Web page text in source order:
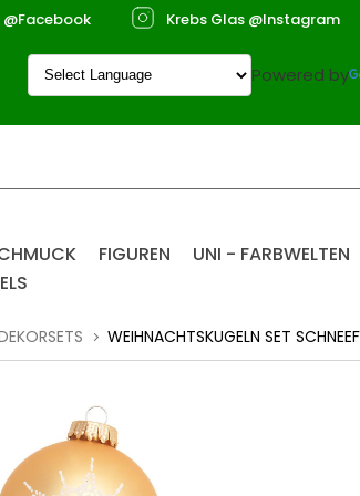
@Facebook Krebs Glas @Instagram
Powered by
FIGUREN UNI - FARBWELTEN
WEIHNACHTSKUGELN SET